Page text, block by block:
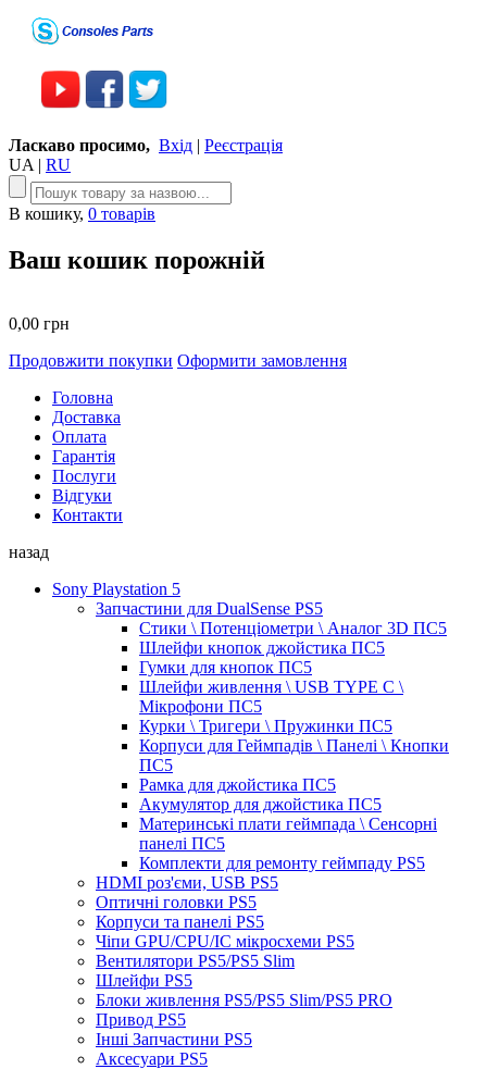
Ласкаво просимо, Вхід | Реєстрація
UA | RU
В кошику, 0 товарів
Ваш кошик порожній
0,00 грн
Продовжити покупки Оформити замовлення
Головна
Доставка
Оплата
Гарантія
Послуги
Відгуки
Контакти
назад
Sony Playstation 5
Запчастини для DualSense PS5
Стики \ Потенціометри \ Аналог 3D ПС5
Шлейфи кнопок джойстика ПС5
Гумки для кнопок ПС5
Шлейфи живлення \ USB TYPE C \
Мікрофони ПС5
Курки \ Тригери \ Пружинки ПС5
Корпуси для Геймпадів \ Панелі \ Кнопки
ПС5
Рамка для джойстика ПС5
Акумулятор для джойстика ПС5
Материнські плати геймпада \ Сенсорні
панелі ПС5
Комплекти для ремонту геймпаду PS5
HDMI роз'єми, USB PS5
Оптичні головки PS5
Корпуси та панелі PS5
Чіпи GPU/CPU/IC мікросхеми PS5
Вентилятори PS5/PS5 Slim
Шлейфи PS5
Блоки живлення PS5/PS5 Slim/PS5 PRO
Привод PS5
Інші Запчастини PS5
Аксесуари PS5